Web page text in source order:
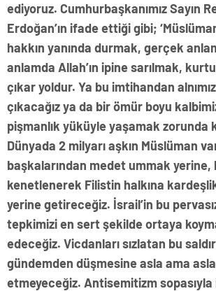
ediyoruz. Cumhurbaşkanımız Sayın
Erdoğan’ın ifade ettiği gibi;
hakkın yanında durmak, gerçek
anlamda Allah’ın ipine sarılmak,
çıkar yoldur. Ya bu imtihandan
çıkacağız ya da bir ömür boyu
pişmanlık yüküyle yaşamak zorunda
Dünyada 2 milyarı aşkın Müslüman
başkalarından medet ummak
kenetlenerek Filistin halkına
yerine getireceğiz. İsrail’in bu
tepkimizi en sert şekilde ortaya
edeceğiz. Vicdanları sızlatan bu
gündemden düşmesine asla ama
etmeyeceğiz. Antisemitizm sopasıyla